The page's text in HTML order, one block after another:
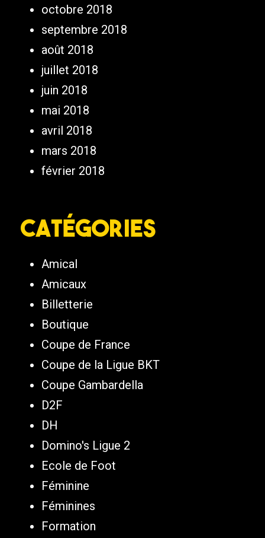
octobre 2018
septembre 2018
août 2018
juillet 2018
juin 2018
mai 2018
avril 2018
mars 2018
février 2018
Catégories
Amical
Amicaux
Billetterie
Boutique
Coupe de France
Coupe de la Ligue BKT
Coupe Gambardella
D2F
DH
Domino's Ligue 2
Ecole de Foot
Féminine
Féminines
Formation